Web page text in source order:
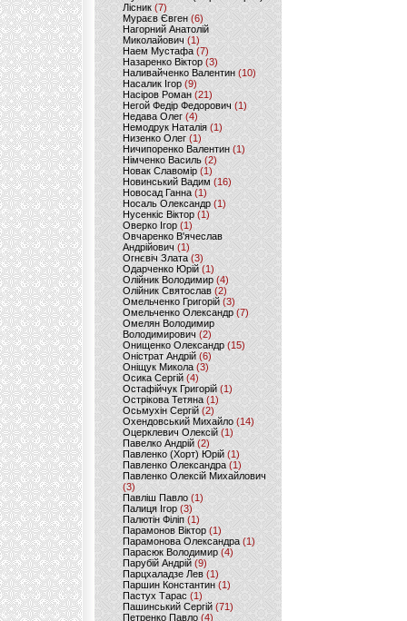
Лісник (7)
Мураєв Євген(6)
Нагорний Анатолій
Миколайович (1)
Наем Мустафа (7)
Назаренко Віктор (3)
Наливайченко Валентин (10)
Насалик Ігор(9)
Насіров Роман (21)
Негой Федір Федорович(1)
Недава Олег(4)
Немодрук Наталія(1)
Низенко Олег (1)
Ничипоренко Валентин (1)
Німченко Василь (2)
Новак Славомір (1)
Новинський Вадим (16)
Новосад Ганна (1)
Носаль Олександр (1)
Нусенкіс Віктор (1)
Оверко Ігор (1)
Овчаренко В'ячеслав
Андрійович(1)
Огнєвіч Злата (3)
Одарченко Юрій(1)
Олійник Володимир (4)
Олійник Святослав (2)
Омельченко Григорій (3)
Омельченко Олександр(7)
Омелян Володимир
Володимирович (2)
Онищенко Олександр (15)
Оністрат Андрій (6)
Оніщук Микола (3)
Осика Сергій(4)
Остафійчук Григорій(1)
Острікова Тетяна (1)
Осьмухін Сергій (2)
Охендовський Михайло (14)
Оцерклевич Олексій (1)
Павелко Андрій (2)
Павленко (Хорт) Юрій (1)
Павленко Олександра (1)
Павленко Олексій Михайлович
(3)
Павліш Павло(1)
Палиця Ігор (3)
Палютін Філіп(1)
Парамонов Віктор (1)
Парамонова Олександра(1)
Парасюк Володимир(4)
Парубій Андрій (9)
Парцхаладзе Лев (1)
Паршин Константин(1)
Пастух Тарас (1)
Пашинський Сергій (71)
Петренко Павло (4)